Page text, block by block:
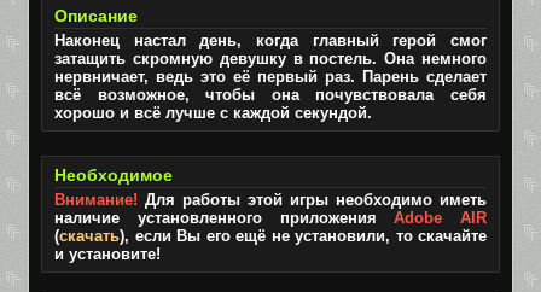
Описание
Наконец настал день, когда главный герой смог
затащить скромную девушку в постель. Она немного
нервничает, ведь это её первый раз. Парень сделает
всё возможное, чтобы она почувствовала себя
хорошо и всё лучше с каждой секундой.
Необходимое
Внимание! Для работы этой игры необходимо иметь
наличие установленного приложенияAdobe AIR
(скачать), если Вы его ещё не установили, то скачайте
и установите!